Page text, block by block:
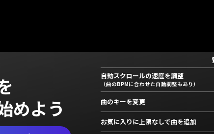
めよう
自動スクロールの速度を調整
（曲のBPMに合わせた自動調整もあり）
曲のキーを変更
お気に入りに上限なしで曲を追加